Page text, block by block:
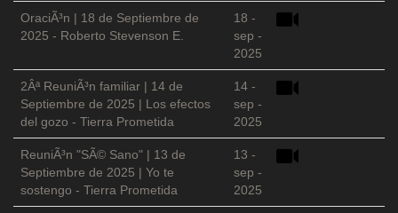
OraciÃ³n | 18 de Septiembre de
2025 - Roberto Stevenson E.
18 -
sep -
2025
2Âª ReuniÃ³n familiar | 14 de
Septiembre de 2025 | Los efectos
del gozo - Tierra Prometida
14 -
sep -
2025
ReuniÃ³n "SÃ© Sano" | 13 de
Septiembre de 2025 | Yo te
sostengo - Tierra Prometida
13 -
sep -
2025